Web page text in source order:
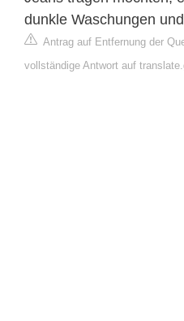
dunkle Waschungen
Antrag auf Entfernung der
vollständige Antwort auf